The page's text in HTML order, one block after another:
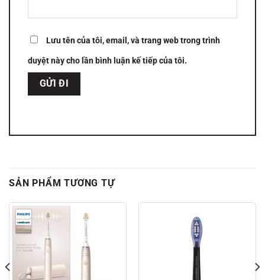
Lưu tên của tôi, email, và trang web trong trình
duyệt này cho lần bình luận kế tiếp của tôi.
SẢN PHẨM TƯƠNG TỰ